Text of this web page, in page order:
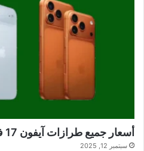
أسعار جميع طرازات آيفون 17 في سوريا
سبتمبر 12, 2025